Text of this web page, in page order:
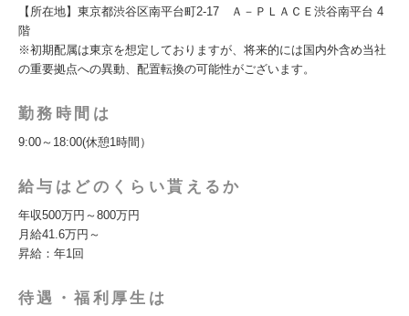
【所在地】東京都渋谷区南平台町2-17 Ａ－ＰＬＡＣＥ渋谷南平台 4
階
※初期配属は東京を想定しておりますが、将来的には国内外含め当社
の重要拠点への異動、配置転換の可能性がございます。
勤務時間は
9:00～18:00(休憩1時間）
給与はどのくらい貰えるか
年収500万円～800万円
月給41.6万円～
昇給：年1回
待遇・福利厚生は